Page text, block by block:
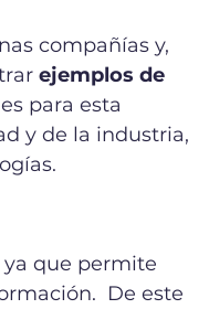
compañías y,
ejemplos de
para esta
y de la industria,
que permite
De este